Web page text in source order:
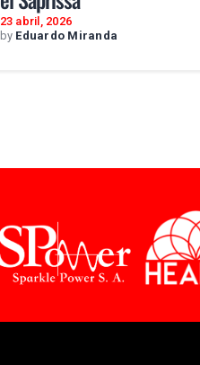
23 abril, 2026
by Eduardo Miranda